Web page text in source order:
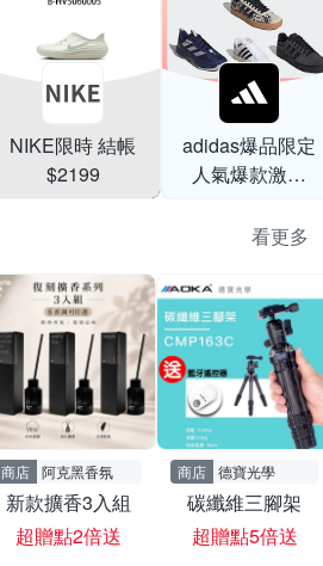
NIKE限時 結帳
$2199
adidas爆品限定
人氣爆款激降
看更多
商店 阿克黑香氛
新款擴香3入組
超贈點2倍送
商店 德寶光學
碳纖維三腳架
超贈點5倍送